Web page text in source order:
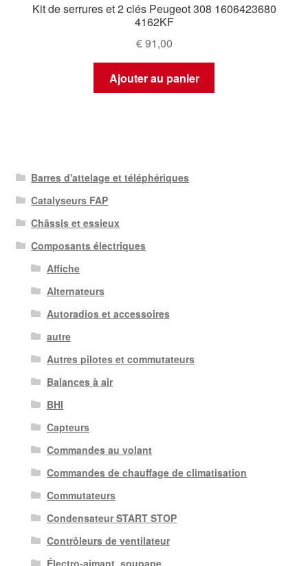
Kit de serrures et 2 clés Peugeot 308 1606423680
4162KF
€91,00
Ajouter au panier
Barres d'attelage et téléphériques
Catalyseurs FAP
Châssis et essieux
Composants électriques
Affiche
Alternateurs
Autoradios et accessoires
autre
Autres pilotes et commutateurs
Balances à air
BHI
Capteurs
Commandes au volant
Commandes de chauffage de climatisation
Commutateurs
Condensateur START STOP
Contrôleurs de ventilateur
Électro-aimant. soupape